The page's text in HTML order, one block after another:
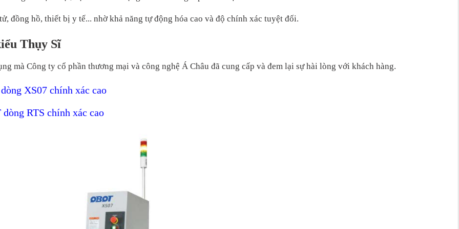
đồng hồ, thiết bị y tế... nhờ khả năng tự động hóa cao và độ chính xác tuyệt đối.
Thụy Sĩ
mà Công ty cổ phần thương mại và công nghệ Á Châu đã cung cấp và đem lại sự hài lòng với khách hàng.
XS07 chính xác cao
RTS chính xác cao